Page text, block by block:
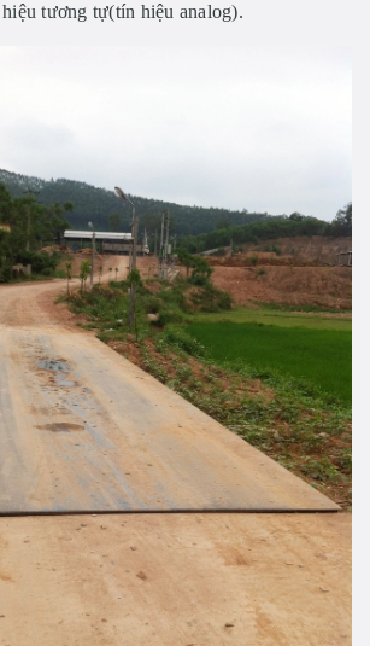
tương tự(tín hiệu analog).